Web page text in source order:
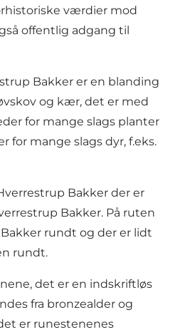
værdier mod
offentlig adgang til
Bakker er en blanding
og kær, det er med
for mange slags planter
for mange slags dyr, f.eks.
Bakker der er
Bakker. På ruten
rundt og der er lidt
rundt.
det er en indskriftløs
fra bronzealder og
er runestenenes